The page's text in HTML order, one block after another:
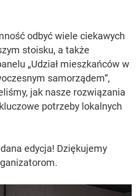
odbyć wiele ciekawych
stoisku, a także
„Udział mieszkańców w
samorządem”,
jak nasze rozwiązania
potrzeby lokalnych
edycja! Dziękujemy